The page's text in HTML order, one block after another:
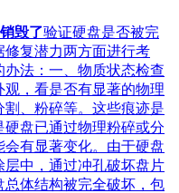
毁了验证硬盘是否被完
复潜力两方面进行考
法：一、物质状态检查
，看是否有显著的物理
、粉碎等。这些痕迹是
盘已通过物理粉碎或分
有显著变化。由于硬盘
中，通过冲孔破坏盘片
体结构被完全破坏，包